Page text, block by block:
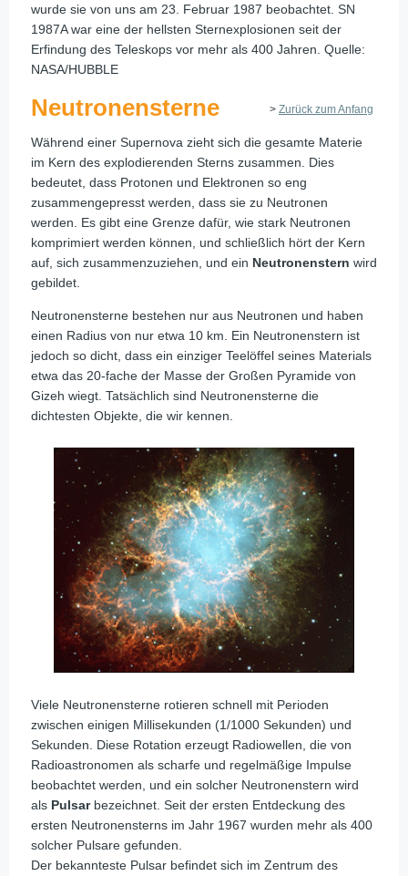
wurde sie von uns am 23. Februar 1987 beobachtet. SN
1987A war eine der hellsten Sternexplosionen seit der
Erfindung des Teleskops vor mehr als 400 Jahren. Quelle:
NASA/HUBBLE
> Zurück zum Anfang
Neutronensterne
Während einer Supernova zieht sich die gesamte Materie
im Kern des explodierenden Sterns zusammen. Dies
bedeutet, dass Protonen und Elektronen so eng
zusammengepresst werden, dass sie zu Neutronen
werden. Es gibt eine Grenze dafür, wie stark Neutronen
komprimiert werden können, und schließlich hört der Kern
auf, sich zusammenzuziehen, und ein Neutronenstern wird
gebildet.
Neutronensterne bestehen nur aus Neutronen und haben
einen Radius von nur etwa 10 km. Ein Neutronenstern ist
jedoch so dicht, dass ein einziger Teelöffel seines Materials
etwa das 20-fache der Masse der Großen Pyramide von
Gizeh wiegt. Tatsächlich sind Neutronensterne die
dichtesten Objekte, die wir kennen.
Viele Neutronensterne rotieren schnell mit Perioden
zwischen einigen Millisekunden (1/1000 Sekunden) und
Sekunden. Diese Rotation erzeugt Radiowellen, die von
Radioastronomen als scharfe und regelmäßige Impulse
beobachtet werden, und ein solcher Neutronenstern wird
als Pulsarbezeichnet. Seit der ersten Entdeckung des
ersten Neutronensterns im Jahr 1967 wurden mehr als 400
solcher Pulsare gefunden.
Der bekannteste Pulsar befindet sich im Zentrum des